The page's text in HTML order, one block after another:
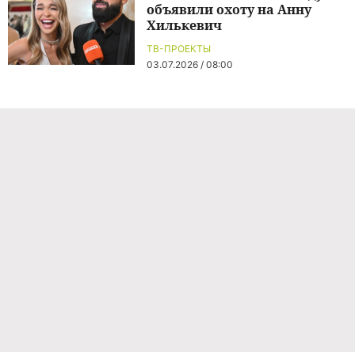
ТВ-ПРОЕКТЫ
03.07.2026 / 08:00
объявили охоту на Анну
Хилькевич